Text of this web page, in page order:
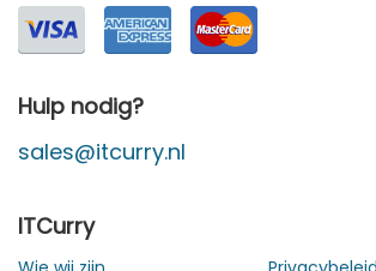
Hulp nodig?
sales@itcurry.nl
ITCurry